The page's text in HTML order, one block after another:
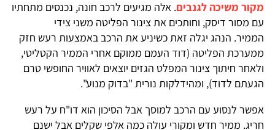
מקור משיכה לגנבים. אלה מגיעים לרכב חונה, נכנסים מתחתיו
עם מסור דיסק, וחותכים את צינור הפליטה משני צידי
הממיר. הנהג יגלה זאת כשיניע את הרכב באמצעות רעש חזק
ממערכת הפליטה (דוד העמם ממוקם אחרי הממיר הקטליטי,
ולאחר חיתוך צינור המפלט הגזים יוצאים לאוויר החופשי טרם
הגעתם לדוד), ומהידלקות נורית "בדוק מנוע".
אפשר לנסוע עם הרכב למוסך אבל הסיכון הוא דו"ח על רעש
חריג. ממיר חדש ומקורי עולה כמה אלפי שקלים אבל ישנם